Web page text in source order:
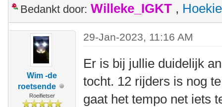
Bedankt door: Willeke_IGKT , Hoekie
Wim -de
roetsende
Roeifietser
29-Jan-2023, 11:16 AM
Er is bij jullie duidelijk
tocht. 12 rijders is nog
gaat het tempo net iets